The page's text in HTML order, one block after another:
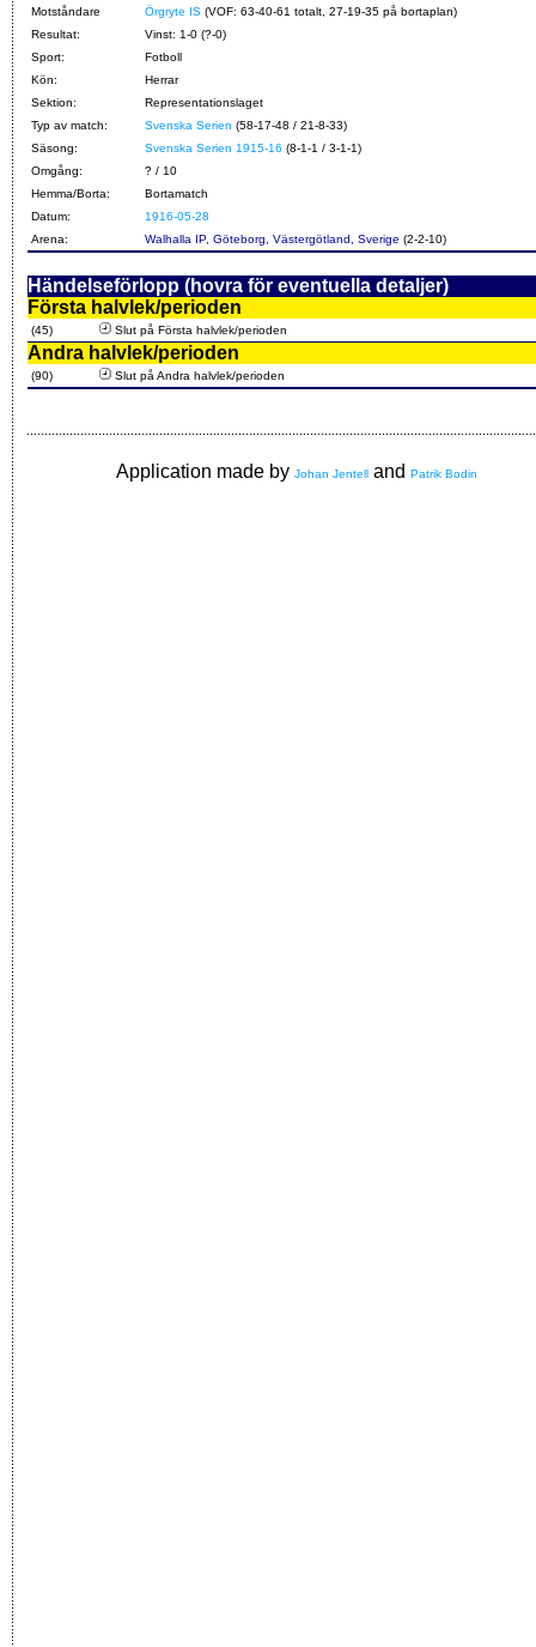
Motståndare Örgryte IS (VOF: 63-40-61 totalt, 27-19-35 på bortaplan)
Resultat:
Vinst: 1-0 (?-0)
Sport:
Fotboll
Kön:
Herrar
Sektion:
Representationslaget
Typ av match:
Svenska Serien (58-17-48 / 21-8-33)
Säsong:
Svenska Serien 1915-16 (8-1-1 / 3-1-1)
Omgång:
? / 10
Hemma/Borta:
Bortamatch
Datum:
1916-05-28
Arena:
Walhalla IP, Göteborg, Västergötland, Sverige (2-2-10)
Händelseförlopp (hovra för eventuella detaljer)
Första halvlek/perioden
(45) Slut på Första halvlek/perioden
Andra halvlek/perioden
(90) Slut på Andra halvlek/perioden
Application made by Johan Jentell and Patrik Bodin